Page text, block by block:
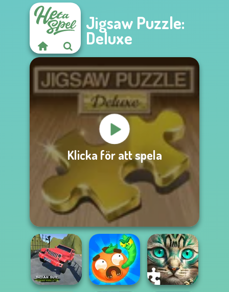
Jigsaw Puzzle:
Deluxe
Klicka för att spela